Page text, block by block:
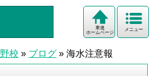
メニュー
東進
ホームページ
校 » ブログ » 海水注意報